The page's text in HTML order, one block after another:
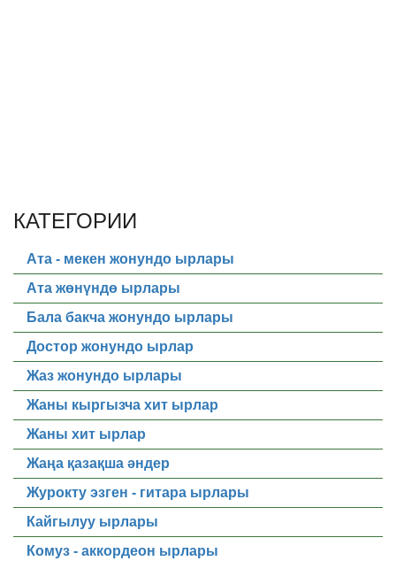
КАТЕГОРИИ
Ата - мекен жонундо ырлары
Ата жөнүндө ырлары
Бала бакча жонундо ырлары
Достор жонундо ырлар
Жаз жонундо ырлары
Жаны кыргызча хит ырлар
Жаны хит ырлар
Жаңа қазақша әндер
Журокту эзген - гитара ырлары
Кайгылуу ырлары
Комуз - аккордеон ырлары